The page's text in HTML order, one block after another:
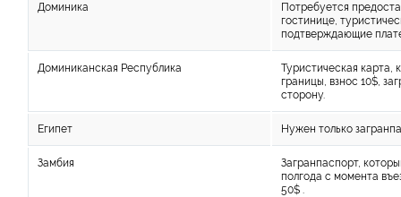
Доминика
Потребуется
гостинице,
подтверждающие
Доминиканская Республика
Туристическая карта,
границы, взнос 10$,
сторону.
Египет Нужен только
Замбия
Загранпаспорт,
полгода с момента
50$ .